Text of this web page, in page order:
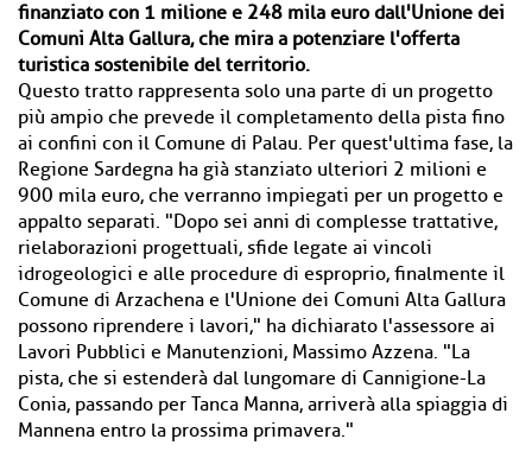
finanziato con 1 milione e 248 mila euro dall'Unione dei
Comuni Alta Gallura, che mira a potenziare l'offerta
turistica sostenibile del territorio.
Questo tratto rappresenta solo una parte di un progetto
più ampio che prevede il completamento della pista fino
ai confini con il Comune di Palau. Per quest'ultima fase, la
Regione Sardegna ha già stanziato ulteriori 2 milioni e
900 mila euro, che verranno impiegati per un progetto e
appalto separati. "Dopo sei anni di complesse trattative,
rielaborazioni progettuali, sfide legate ai vincoli
idrogeologici e alle procedure di esproprio, finalmente il
Comune di Arzachena e l'Unione dei Comuni Alta Gallura
possono riprendere i lavori," ha dichiarato l'assessore ai
Lavori Pubblici e Manutenzioni, Massimo Azzena. "La
pista, che si estenderà dal lungomare di Cannigione-La
Conia, passando per Tanca Manna, arriverà alla spiaggia di
Mannena entro la prossima primavera."